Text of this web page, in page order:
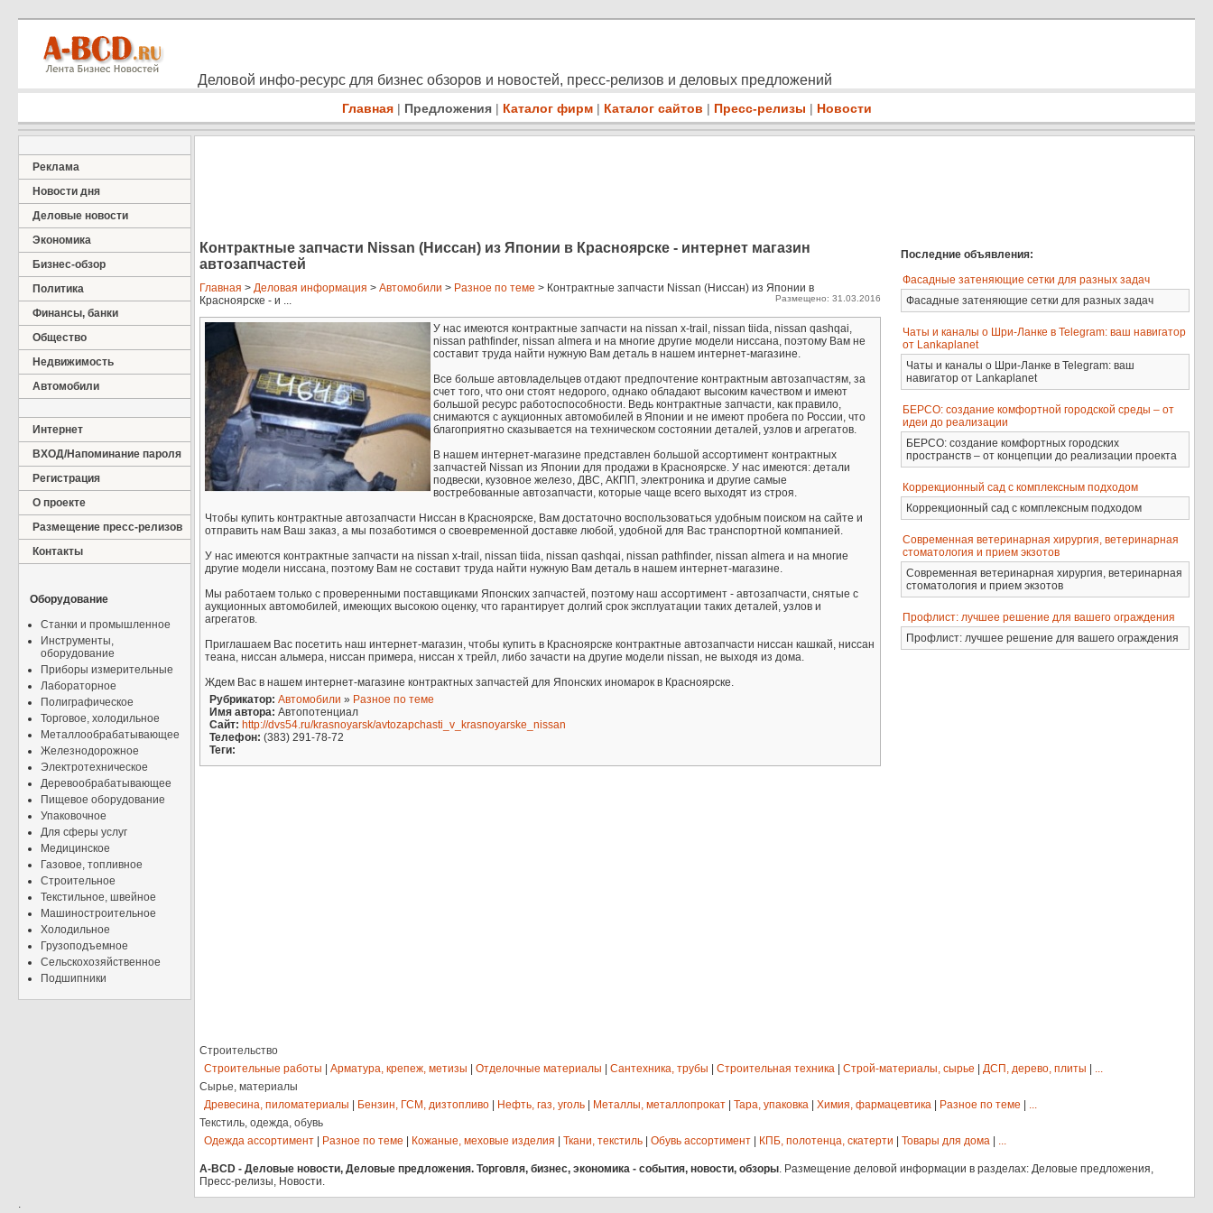
Деловой инфо-ресурс для бизнес обзоров и новостей, пресс-релизов и деловых предложений
Главная | Предложения | Каталог фирм | Каталог сайтов | Пресс-релизы | Новости
Реклама
Новости дня
Деловые новости
Экономика
Бизнес-обзор
Политика
Финансы, банки
Общество
Недвижимость
Автомобили
Интернет
ВХОД/Напоминание пароля
Регистрация
О проекте
Размещение пресс-релизов
Контакты
Оборудование
Станки и промышленное
Инструменты,
оборудование
Приборы измерительные
Лабораторное
Полиграфическое
Торговое, холодильное
Металлообрабатывающее
Железнодорожное
Электротехническое
Деревообрабатывающее
Пищевое оборудование
Упаковочное
Для сферы услуг
Медицинское
Газовое, топливное
Строительное
Текстильное, швейное
Машиностроительное
Холодильное
Грузоподъемное
Сельскохозяйственное
Подшипники
Контрактные запчасти Nissan (Ниссан) из Японии в Красноярске - интернет магазин
автозапчастей
Главная > Деловая информация > Автомобили > Разное по теме > Контрактные запчасти Nissan (Ниссан) из Японии в
Красноярске - и ...
Размещено: 31.03.2016
У нас имеются контрактные запчасти на nissan x-trail, nissan tiida, nissan qashqai,
nissan pathfinder, nissan almera и на многие другие модели ниссана, поэтому Вам не
составит труда найти нужную Вам деталь в нашем интернет-магазине.
Все больше автовладельцев отдают предпочтение контрактным автозапчастям, за
счет того, что они стоят недорого, однако обладают высоким качеством и имеют
большой ресурс работоспособности. Ведь контрактные запчасти, как правило,
снимаются с аукционных автомобилей в Японии и не имеют пробега по России, что
благоприятно сказывается на техническом состоянии деталей, узлов и агрегатов.
В нашем интернет-магазине представлен большой ассортимент контрактных
запчастей Nissan из Японии для продажи в Красноярске. У нас имеются: детали
подвески, кузовное железо, ДВС, АКПП, электроника и другие самые
востребованные автозапчасти, которые чаще всего выходят из строя.
Чтобы купить контрактные автозапчасти Ниссан в Красноярске, Вам достаточно воспользоваться удобным поиском на сайте и
отправить нам Ваш заказ, а мы позаботимся о своевременной доставке любой, удобной для Вас транспортной компанией.
У нас имеются контрактные запчасти на nissan x-trail, nissan tiida, nissan qashqai, nissan pathfinder, nissan almera и на многие
другие модели ниссана, поэтому Вам не составит труда найти нужную Вам деталь в нашем интернет-магазине.
Мы работаем только с проверенными поставщиками Японских запчастей, поэтому наш ассортимент - автозапчасти, снятые с
аукционных автомобилей, имеющих высокою оценку, что гарантирует долгий срок эксплуатации таких деталей, узлов и
агрегатов.
Приглашаем Вас посетить наш интернет-магазин, чтобы купить в Красноярске контрактные автозапчасти ниссан кашкай, ниссан
теана, ниссан альмера, ниссан примера, ниссан х трейл, либо зачасти на другие модели nissan, не выходя из дома.
Ждем Вас в нашем интернет-магазине контрактных запчастей для Японских иномарок в Красноярске.
Рубрикатор: Автомобили » Разное по теме
Имя автора: Автопотенциал
Сайт: http://dvs54.ru/krasnoyarsk/avtozapchasti_v_krasnoyarske_nissan
Телефон: (383) 291-78-72
Теги:
Последние объявления:
Фасадные затеняющие сетки для разных задач
Фасадные затеняющие сетки для разных задач
Чаты и каналы о Шри-Ланке в Telegram: ваш навигатор
от Lankaplanet
Чаты и каналы о Шри-Ланке в Telegram: ваш
навигатор от Lankaplanet
БЕРСО: создание комфортной городской среды – от
идеи до реализации
БЕРСО: создание комфортных городских
пространств – от концепции до реализации проекта
Коррекционный сад с комплексным подходом
Коррекционный сад с комплексным подходом
Современная ветеринарная хирургия, ветеринарная
стоматология и прием экзотов
Современная ветеринарная хирургия, ветеринарная
стоматология и прием экзотов
Профлист: лучшее решение для вашего ограждения
Профлист: лучшее решение для вашего ограждения
Строительство
Строительные работы
Арматура, крепеж, метизы Отделочные материалы Сантехника, трубы Строительная техника Строй-материалы, сырье ДСП, дерево, плиты
...
Сырье, материалы
Древесина, пиломатериалы
Бензин, ГСМ, дизтопливо Нефть, газ, уголь Металлы, металлопрокат Тара, упаковка Химия, фармацевтика Разное по теме
...
Текстиль, одежда, обувь
Одежда ассортимент
Разное по теме Кожаные, меховые изделия Ткани, текстиль Обувь ассортимент КПБ, полотенца, скатерти Товары для дома ...
A-BCD - Деловые новости, Деловые предложения. Торговля, бизнес, экономика - события, новости, обзоры. Размещение деловой информации в разделах: Деловые предложения,
Пресс-релизы, Новости.
.